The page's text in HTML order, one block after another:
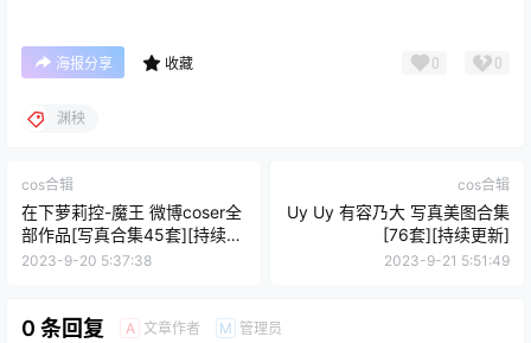
海报分享 收藏 0 0
渊秧
cos合辑
在下萝莉控-魔王 微博coser全
部作品[写真合集45套][持续更
新]
2023-9-20 5:37:38
cos合辑
Uy Uy 有容乃大 写真美图合集
[76套][持续更新]
2023-9-21 5:51:49
0 条回复 A 文章作者 M 管理员